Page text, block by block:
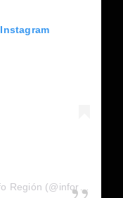
Una publicación compartida por Info Región (@inforegion_redes)